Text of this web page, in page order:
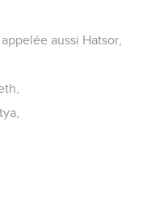
aussi Hatsor,